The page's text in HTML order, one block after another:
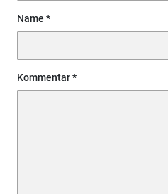
Name
Kommentar